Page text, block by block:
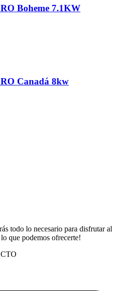
Boheme 7.1KW
Canadá 8kw
todo lo necesario para disfrutar al
que podemos ofrecerte!